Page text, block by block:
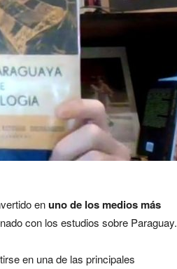
enuno de los medios más
con los estudios sobre Paraguay.
en una de las principales